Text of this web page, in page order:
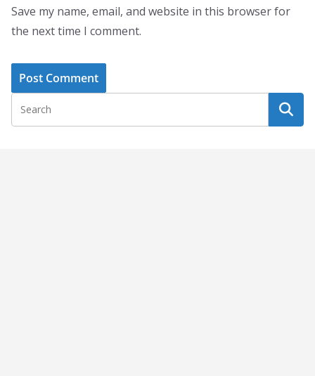
Save my name, email, and website in this browser for
the next time I comment.